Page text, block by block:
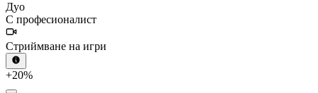
Дуо
С професионалист
Стриймване на игри
+20%